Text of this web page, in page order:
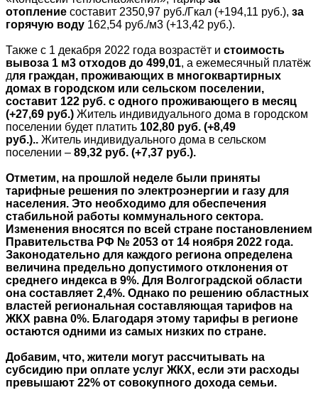
отопление составит 2350,97 руб./Гкал (+194,11 руб.), за
горячую воду 162,54 руб./м3 (+13,42 руб.).
Также с 1 декабря 2022 года возрастёт и стоимость
вывоза 1 м3 отходов до 499,01, а ежемесячный платёж
для граждан, проживающих в многоквартирных
домах в городском или сельском поселении,
составит 122 руб. с одного проживающего в месяц
(+27,69 руб.) Житель индивидуального дома в городском
поселении будет платить 102,80 руб. (+8,49
руб.).. Житель индивидуального дома в сельском
поселении – 89,32 руб. (+7,37 руб.).
Отметим, на прошлой неделе были приняты
тарифные решения по электроэнергии и газу для
населения. Это необходимо для обеспечения
стабильной работы коммунального сектора.
Изменения вносятся по всей стране постановлением
Правительства РФ № 2053 от 14 ноября 2022 года.
Законодательно для каждого региона определена
величина предельно допустимого отклонения от
среднего индекса в 9%. Для Волгоградской области
она составляет 2,4%. Однако по решению областных
властей региональная составляющая тарифов на
ЖКХ равна 0%. Благодаря этому тарифы в регионе
остаются одними из самых низких по стране.
Добавим, что, жители могут рассчитывать на
субсидию при оплате услуг ЖКХ, если эти расходы
превышают 22% от совокупного дохода семьи.